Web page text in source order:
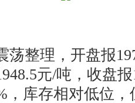
整理，开盘报
元/吨，收盘
，库存相对低位